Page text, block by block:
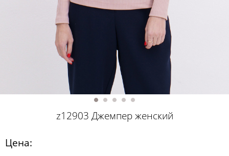
z12903 Джемпер женский
Цена: